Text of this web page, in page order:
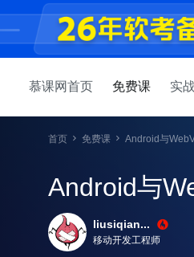
慕课网首页 免费课 实
首页 免费课 Android与
Android与
liusiqian...
移动开发工程师